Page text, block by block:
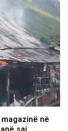
në